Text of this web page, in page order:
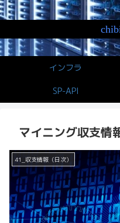
インフラ
SP-API
マイニング収支
41_収支情報（日次）